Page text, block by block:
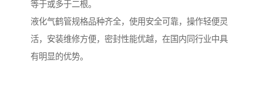
等于或多于二根。
液化气鹤管规格品种齐全，使用安全可靠，操作轻便灵
活，安装维修方便，密封性能优越，在国内同行业中具
有明显的优势。